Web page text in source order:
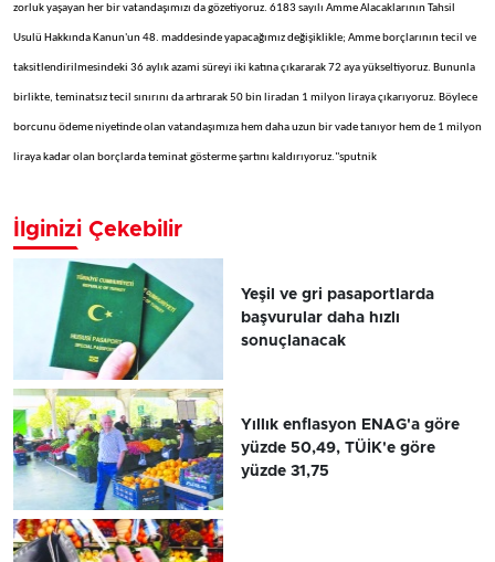
zorluk yaşayan her bir vatandaşımızı da gözetiyoruz. 6183 sayılı Amme Alacaklarının Tahsil
Usulü Hakkında Kanun'un 48. maddesinde yapacağımız değişiklikle; Amme borçlarının tecil ve
taksitlendirilmesindeki 36 aylık azami süreyi iki katına çıkararak 72 aya yükseltiyoruz. Bununla
birlikte, teminatsız tecil sınırını da artırarak 50 bin liradan 1 milyon liraya çıkarıyoruz. Böylece
borcunu ödeme niyetinde olan vatandaşımıza hem daha uzun bir vade tanıyor hem de 1 milyon
liraya kadar olan borçlarda teminat gösterme şartını kaldırıyoruz."sputnik
İlginizi Çekebilir
Yeşil ve gri pasaportlarda
başvurular daha hızlı
sonuçlanacak
Yıllık enflasyon ENAG'a göre
yüzde 50,49, TÜİK'e göre
yüzde 31,75